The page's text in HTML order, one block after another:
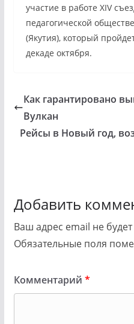
участие в работе XIV
педагогической
(Якутия), который
декаде октября.
Как гарантировано
Вулкан
Рейсы в Новый год,
Добавить
Ваш адрес email не
Обязательные поля
Комментарий *